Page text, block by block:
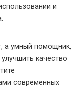
и
а умный помощник,
качество
современных